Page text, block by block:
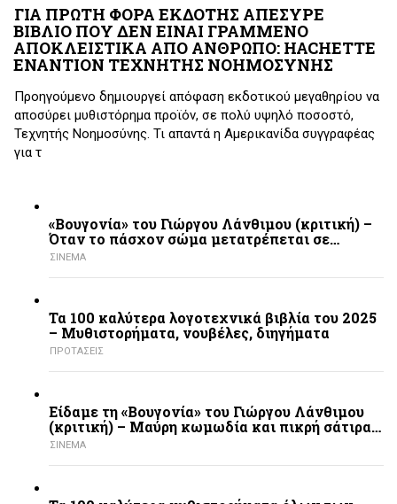
ΓΙΑ ΠΡΩΤΗ ΦΟΡΑ ΕΚΔΟΤΗΣ ΑΠΕΣΥΡΕ
ΒΙΒΛΙΟ ΠΟΥ ΔΕΝ ΕΙΝΑΙ ΓΡΑΜΜΕΝΟ
ΑΠΟΚΛΕΙΣΤΙΚΑ ΑΠΟ ΑΝΘΡΩΠΟ: HACHETTE
ΕΝΑΝΤΙΟΝ ΤΕΧΝΗΤΗΣ ΝΟΗΜΟΣΥΝΗΣ
Προηγούμενο δημιουργεί απόφαση εκδοτικού μεγαθηρίου να
αποσύρει μυθιστόρημα προϊόν, σε πολύ υψηλό ποσοστό,
Τεχνητής Νοημοσύνης. Τι απαντά η Αμερικανίδα συγγραφέας
για τ
«Βουγονία» του Γιώργου Λάνθιμου (κριτική) –
Όταν το πάσχον σώμα μετατρέπεται σε…
ΣΙΝΕΜΑ
Τα 100 καλύτερα λογοτεχνικά βιβλία του 2025
– Mυθιστορήματα, νουβέλες, διηγήματα
ΠΡΟΤΑΣΕΙΣ
Είδαμε τη «Βουγονία» του Γιώργου Λάνθιμου
(κριτική) – Μαύρη κωμωδία και πικρή σάτιρα…
ΣΙΝΕΜΑ